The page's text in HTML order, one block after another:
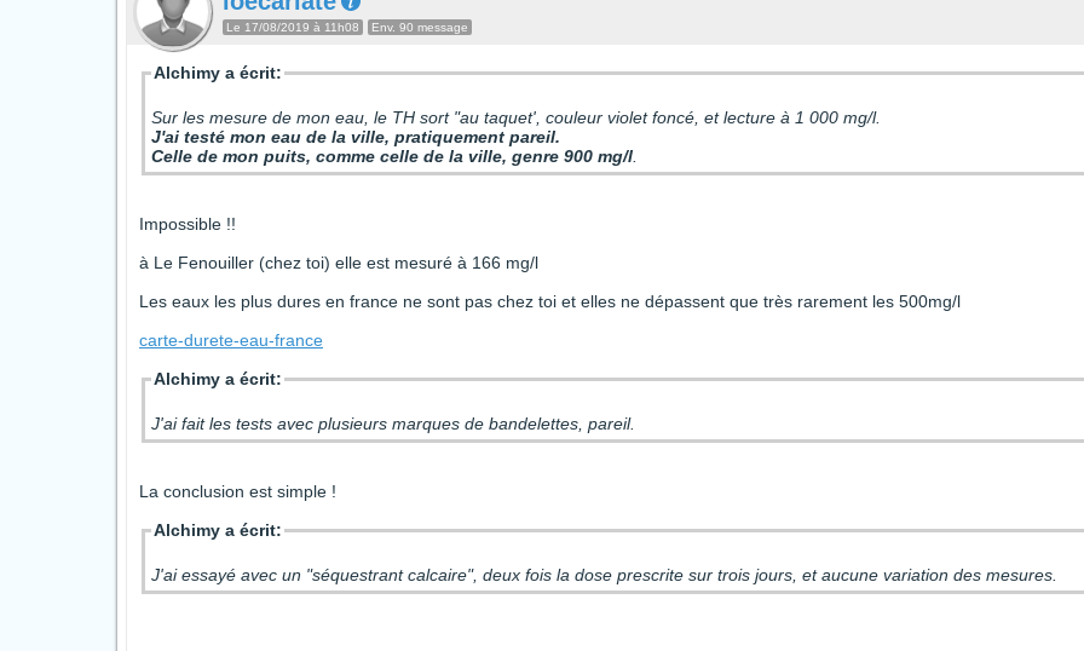
Le 17/08/2019 à 11h08 Env. 90 message
Alchimy a écrit:
Sur les mesure de mon eau, le TH sort "au taquet', couleur violet foncé, et lecture à 1 000 mg/l.
J'ai testé mon eau de la ville, pratiquement pareil.
Celle de mon puits, comme celle de la ville, genre 900 mg/l
Impossible !!
à Le Fenouiller (chez toi) elle est mesuré à 166 mg/l
Les eaux les plus dures en france ne sont pas chez toi et elles ne dépassent que très rarement les 500mg/l
carte-durete-eau-france
Alchimy a écrit:
J'ai fait les tests avec plusieurs marques de bandelettes, pareil.
La conclusion est simple !
Alchimy a écrit:
J'ai essayé avec un "séquestrant calcaire", deux fois la dose prescrite sur trois jours, et aucune variation des mesures.